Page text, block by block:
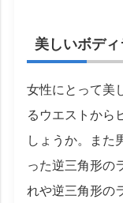
美しいボデ
女性にとって美
るウエストから
しょうか。また
った逆三角形の
れや逆三角形の